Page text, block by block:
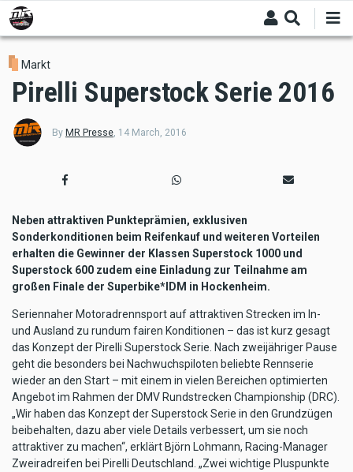
Skip
to
main
content
Markt
Pirelli Superstock Serie 2016
By MR Presse, 14 March, 2016
Neben attraktiven Punkteprämien, exklusiven
Sonderkonditionen beim Reifenkauf und weiteren Vorteilen
erhalten die Gewinner der Klassen Superstock 1000 und
Superstock 600 zudem eine Einladung zur Teilnahme am
großen Finale der Superbike*IDM in Hockenheim.
Seriennaher Motoradrennsport auf attraktiven Strecken im In-
und Ausland zu rundum fairen Konditionen – das ist kurz gesagt
das Konzept der Pirelli Superstock Serie. Nach zweijähriger Pause
geht die besonders bei Nachwuchspiloten beliebte Rennserie
wieder an den Start – mit einem in vielen Bereichen optimierten
Angebot im Rahmen der DMV Rundstrecken Championship (DRC).
„Wir haben das Konzept der Superstock Serie in den Grundzügen
beibehalten, dazu aber viele Details verbessert, um sie noch
attraktiver zu machen“, erklärt Björn Lohmann, Racing-Manager
Zweiradreifen bei Pirelli Deutschland. „Zwei wichtige Pluspunkte